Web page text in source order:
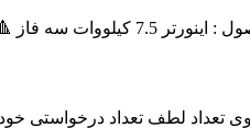
لطف تعداد درخواستی خود